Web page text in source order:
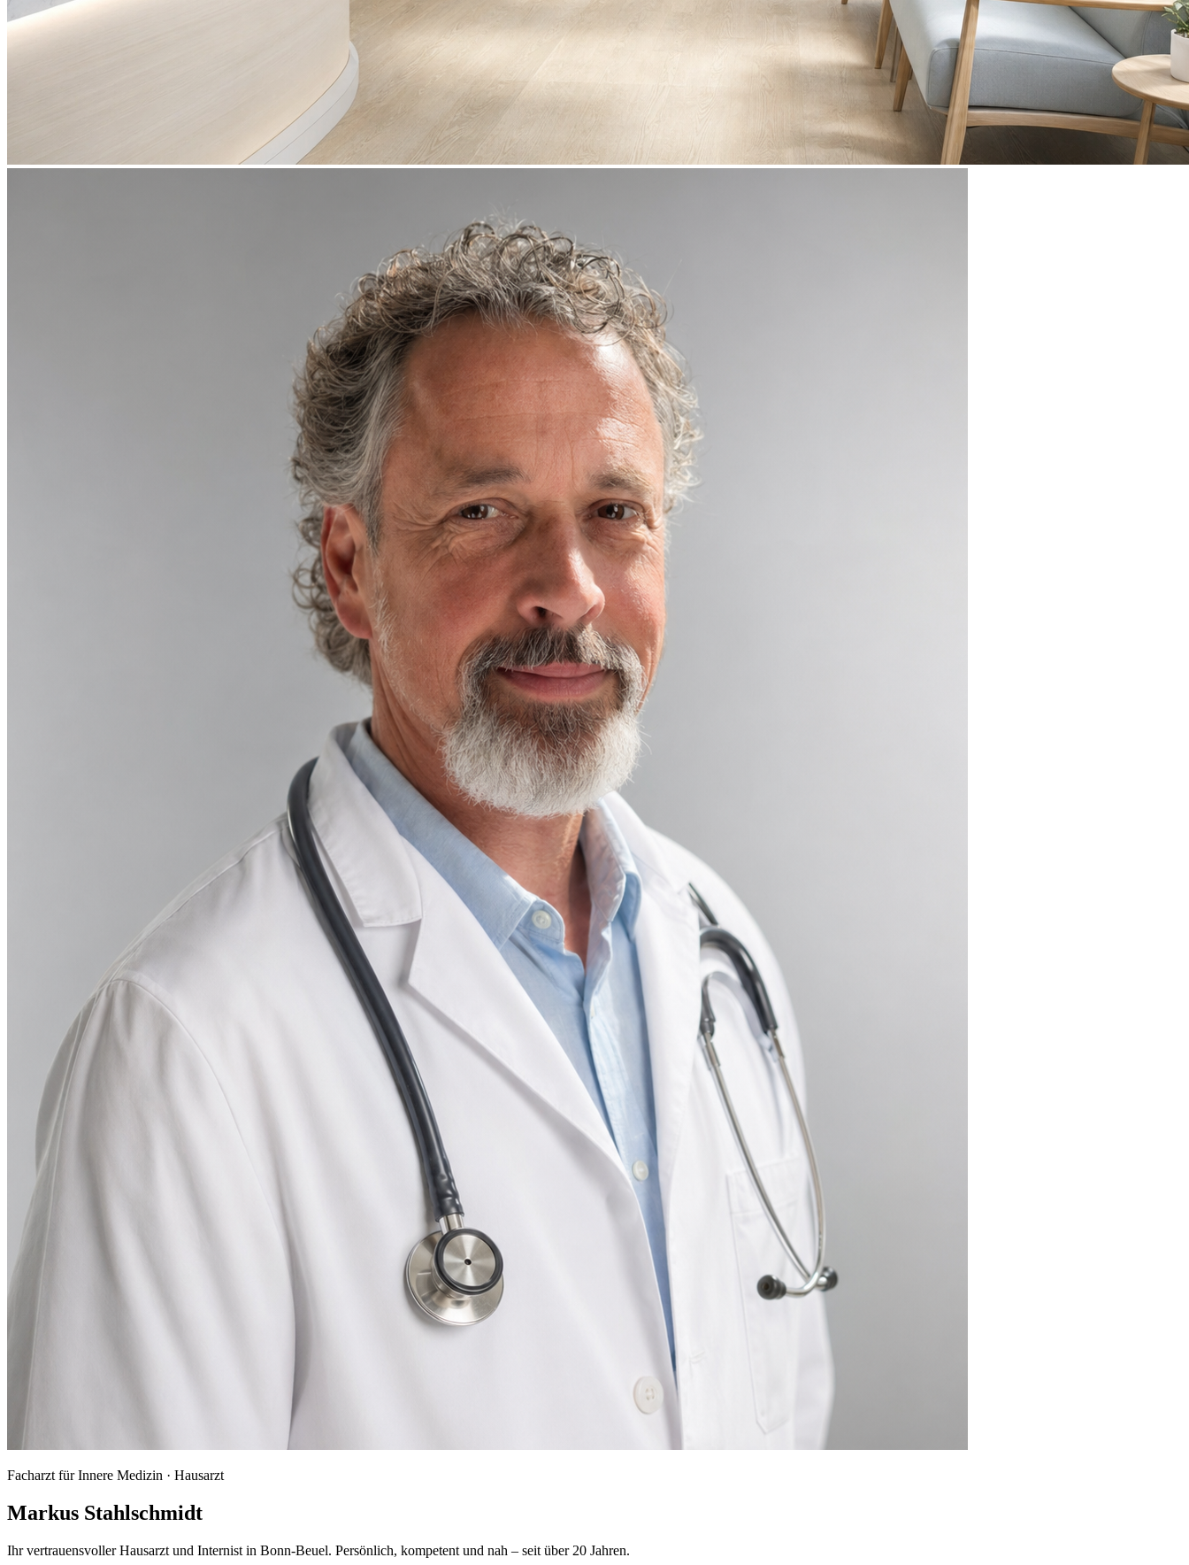
Facharzt für Innere Medizin · Hausarzt
Markus Stahlschmidt
Ihr vertrauensvoller Hausarzt und Internist in Bonn-Beuel. Persönlich, kompetent und nah – seit über 20 Jahren.